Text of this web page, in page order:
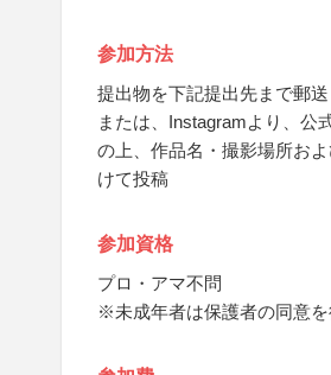
参加方法
提出物を下記提出先まで郵送
または、Instagramより、公
の上、作品名・撮影場所お
けて投稿
参加資格
プロ・アマ不問
※未成年者は保護者の同意